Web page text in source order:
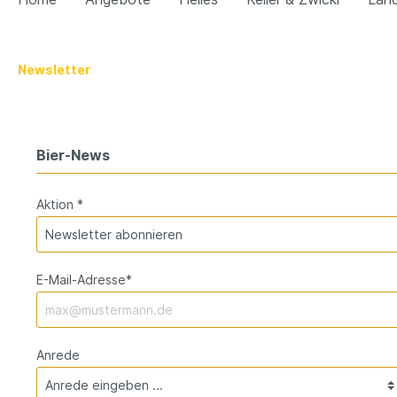
Zur Kategorie Weizen
Zur Kategorie Alkoholfreie
Newsletter
Bier-News
Aktion *
E-Mail-Adresse*
Anrede